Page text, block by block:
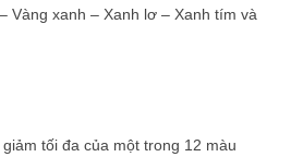
Vàng xanh – Xanh lơ – Xanh tím và
tối đa của một trong 12 màu